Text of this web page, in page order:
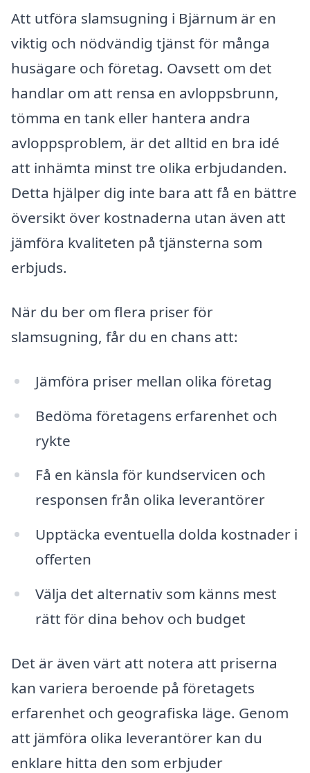
Att utföra slamsugning i Bjärnum är en
viktig och nödvändig tjänst för många
husägare och företag. Oavsett om det
handlar om att rensa en avloppsbrunn,
tömma en tank eller hantera andra
avloppsproblem, är det alltid en bra idé
att inhämta minst tre olika erbjudanden.
Detta hjälper dig inte bara att få en bättre
översikt över kostnaderna utan även att
jämföra kvaliteten på tjänsterna som
erbjuds.
När du ber om flera priser för
slamsugning, får du en chans att:
Jämföra priser mellan olika företag
Bedöma företagens erfarenhet och
rykte
Få en känsla för kundservicen och
responsen från olika leverantörer
Upptäcka eventuella dolda kostnader i
offerten
Välja det alternativ som känns mest
rätt för dina behov och budget
Det är även värt att notera att priserna
kan variera beroende på företagets
erfarenhet och geografiska läge. Genom
att jämföra olika leverantörer kan du
enklare hitta den som erbjuder